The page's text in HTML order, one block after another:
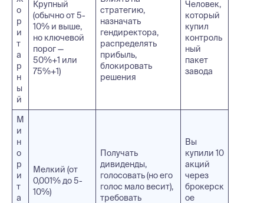
о
р
и
т
а
р
н
ы
й
Крупный
(обычно от 5-
10% и выше,
но ключевой
порог —
50%+1 или
75%+1)
стратегию,
назначать
гендиректора,
распределять
прибыль,
блокировать
решения
Человек,
который
купил
контроль
ный
пакет
завода
М
и
н
о
р
и
т
а
Мелкий (от
0,001% до 5-
10%)
Получать
дивиденды,
голосовать (но его
голос мало весит),
требовать
Вы
купили 10
акций
через
брокерск
ое